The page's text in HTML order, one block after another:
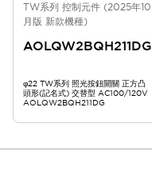
TW系列 控制元件 (2025年10
月版 新款機種)
AOLQW2BQH211DG
φ22 TW系列 照光按鈕開關 正方凸
頭形(記名式) 交替型 AC100/120V
AOLQW2BQH211DG